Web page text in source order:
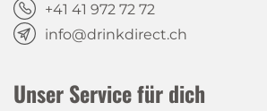
+41 41 972 72 72
info@drinkdirect.ch
Unser Service für dich